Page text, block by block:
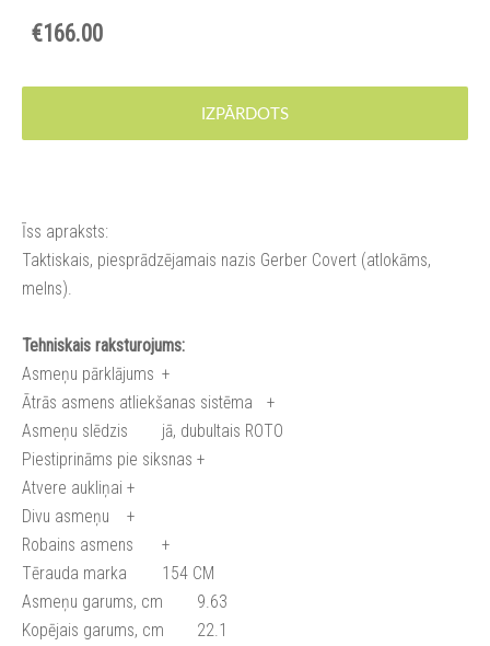
€166.00
IZPĀRDOTS
Īss apraksts:
Taktiskais, piesprādzējamais nazis Gerber Covert (atlokāms,
melns).
Tehniskais raksturojums:
Asmeņu pārklājums +
Ātrās asmens atliekšanas sistēma
+
Asmeņu slēdzis
jā, dubultais ROTO
Piestiprināms pie siksnas +
Atvere aukliņai +
Divu asmeņu
+
Robains asmens
+
Tērauda marka
154 CM
Asmeņu garums, cm
9.63
Kopējais garums, cm
22.1